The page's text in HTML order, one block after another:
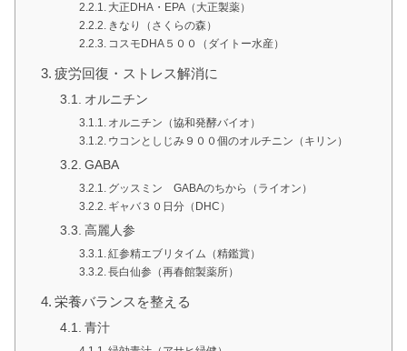
大正DHA・EPA（大正製薬）
きなり（さくらの森）
コスモDHA５００（ダイトー水産）
疲労回復・ストレス解消に
オルニチン
オルニチン（協和発酵バイオ）
ウコンとしじみ９００個のオルチニン（キリン）
GABA
グッスミン GABAのちから（ライオン）
ギャバ３０日分（DHC）
高麗人参
紅参精エブリタイム（精鑑賞）
長白仙参（再春館製薬所）
栄養バランスを整える
青汁